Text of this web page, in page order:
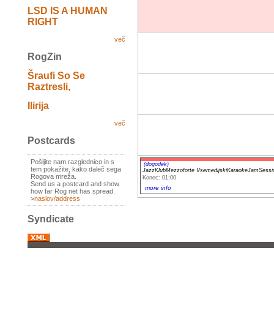
LSD IS A HUMAN
RIGHT
več
RogZin
Šraufi So Se
Raztresli,
Ilirija
več
Postcards
Pošljite nam razglednico in s
tem pokažite, kako daleč sega
Rogova mreža.
Send us a postcard and show
how far Rog net has spread.
>naslov/address
Syndicate
(dogodek)
JazzKlubMezzoforte
Konec: 01:00
more info